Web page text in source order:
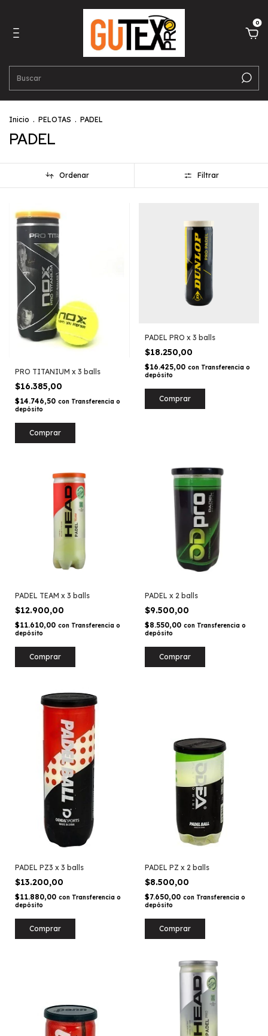
0
Inicio . PELOTAS . PADEL
PADEL
Ordenar Filtrar
PRO TITANIUM x 3 balls
$16.385,00
$14.746,50 con Transferencia o
depósito
PADEL PRO x 3 balls
$18.250,00
$16.425,00 con Transferencia o
depósito
PADEL TEAM x 3 balls
$12.900,00
$11.610,00 con Transferencia o
depósito
PADEL x 2 balls
$9.500,00
$8.550,00 con Transferencia o
depósito
PADEL PZ3 x 3 balls
$13.200,00
$11.880,00 con Transferencia o
depósito
PADEL PZ x 2 balls
$8.500,00
$7.650,00 con Transferencia o
depósito